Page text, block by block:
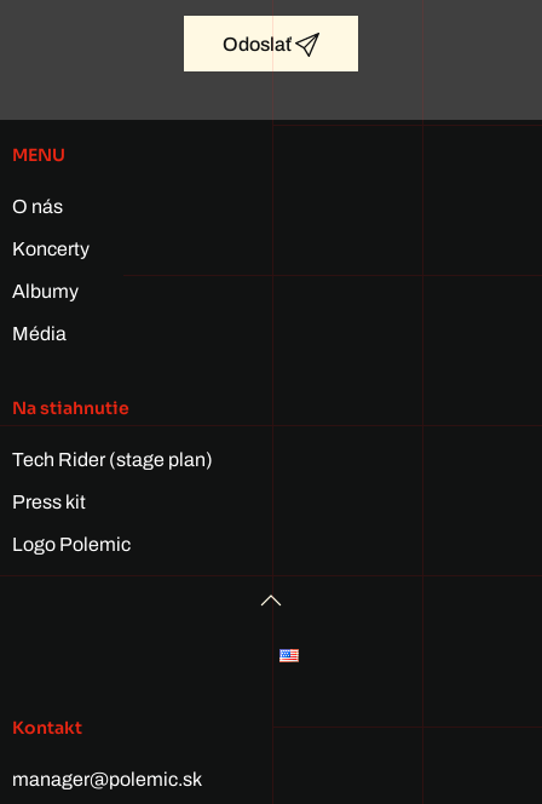
Odoslať
MENU
O nás
Koncerty
Albumy
Média
Na stiahnutie
Tech Rider (stage plan)
Press kit
Logo Polemic
Kontakt
manager@polemic.sk